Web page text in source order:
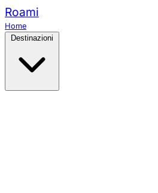
Roami
Home
Destinazioni